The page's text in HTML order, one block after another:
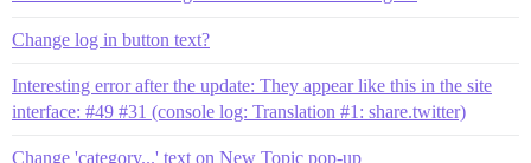
Change log in button text?
Interesting error after the update: They appear like this in the site
interface: #49 #31 (console log: Translation #1: share.twitter)
Change 'category...' text on New Topic pop-up